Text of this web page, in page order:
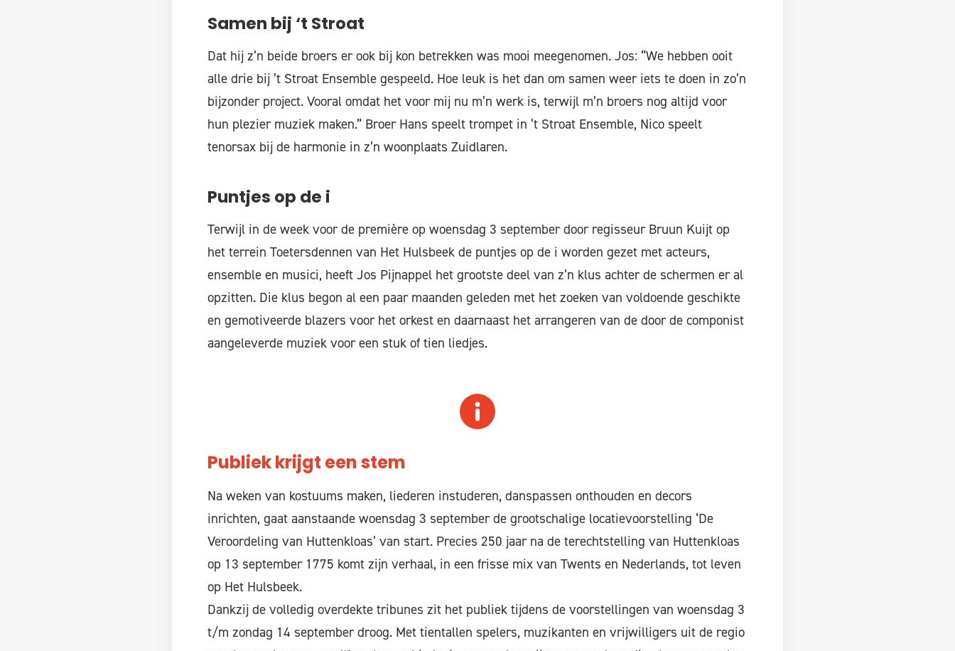
Samen bij ‘t Stroat
Dat hij z’n beide broers er ook bij kon betrekken was mooi meegenomen. Jos: “We hebben ooit
alle drie bij ’t Stroat Ensemble gespeeld. Hoe leuk is het dan om samen weer iets te doen in zo’n
bijzonder project. Vooral omdat het voor mij nu m’n werk is, terwijl m’n broers nog altijd voor
hun plezier muziek maken.” Broer Hans speelt trompet in ’t Stroat Ensemble, Nico speelt
tenorsax bij de harmonie in z’n woonplaats Zuidlaren.
Puntjes op de i
Terwijl in de week voor de première op woensdag 3 september door regisseur Bruun Kuijt op
het terrein Toetersdennen van Het Hulsbeek de puntjes op de i worden gezet met acteurs,
ensemble en musici, heeft Jos Pijnappel het grootste deel van z’n klus achter de schermen er al
opzitten. Die klus begon al een paar maanden geleden met het zoeken van voldoende geschikte
en gemotiveerde blazers voor het orkest en daarnaast het arrangeren van de door de componist
aangeleverde muziek voor een stuk of tien liedjes.
Publiek krijgt een stem
Na weken van kostuums maken, liederen instuderen, danspassen onthouden en decors
inrichten, gaat aanstaande woensdag 3 september de grootschalige locatievoorstelling ‘De
Veroordeling van Huttenkloas’ van start. Precies 250 jaar na de terechtstelling van Huttenkloas
op 13 september 1775 komt zijn verhaal, in een frisse mix van Twents en Nederlands, tot leven
op Het Hulsbeek.
Dankzij de volledig overdekte tribunes zit het publiek tijdens de voorstellingen van woensdag 3
t/m zondag 14 september droog. Met tientallen spelers, muzikanten en vrijwilligers uit de regio